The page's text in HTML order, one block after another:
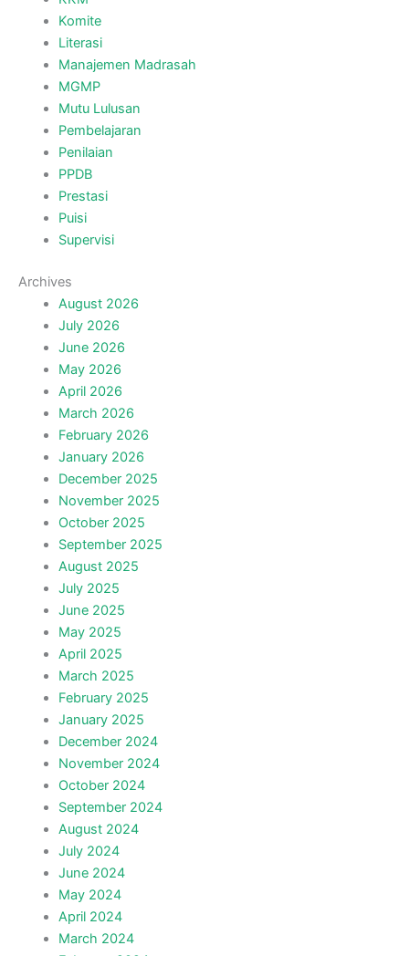
Komite
Literasi
Manajemen Madrasah
MGMP
Mutu Lulusan
Pembelajaran
Penilaian
PPDB
Prestasi
Puisi
Supervisi
Archives
August 2026
July 2026
June 2026
May 2026
April 2026
March 2026
February 2026
January 2026
December 2025
November 2025
October 2025
September 2025
August 2025
July 2025
June 2025
May 2025
April 2025
March 2025
February 2025
January 2025
December 2024
November 2024
October 2024
September 2024
August 2024
July 2024
June 2024
May 2024
April 2024
March 2024